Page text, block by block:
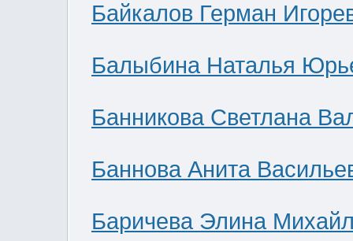
Байкалов Герман
Балыбина Наталья
Банникова Светлана
Баннова Анита
Баричева Элина